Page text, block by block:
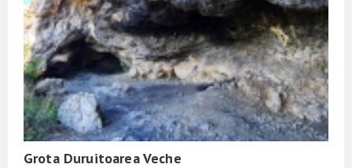
Grota Duruitoarea Veche